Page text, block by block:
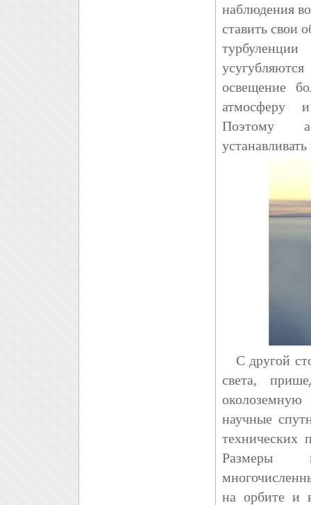
наблюдения
ставить свои
освещение
атмосферу
Поэтому
С другой
света,
научные
Размеры
на орбите и